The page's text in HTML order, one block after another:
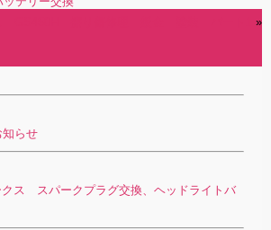
»
知らせ
ス スパークプラグ交換、ヘッドライトバ